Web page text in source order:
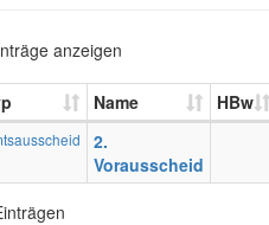
anzeigen
Name
HBw
2.
Vorausscheid